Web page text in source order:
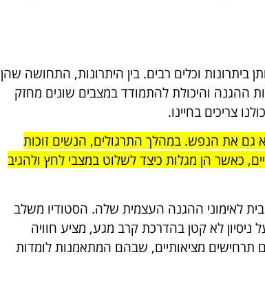
וכלים רבים. בין היתרונות, התחושה שהן
ההגנה והיכולת להתמודד במצבים שונים מחזק
צריכים בחיינו.
גם את הנפש. במהלך התרגולים, הנשים זוכות
כאשר הן מגלות כיצד לשלוט במצבי לחץ ולהגיב
לאימוני ההגנה העצמית שלה. הסטודיו משלב
ניסיון לא קטן בהדרכת קרב מגע, מציע חוויה
מציאותיים, שבהם המתאמנות לומדות